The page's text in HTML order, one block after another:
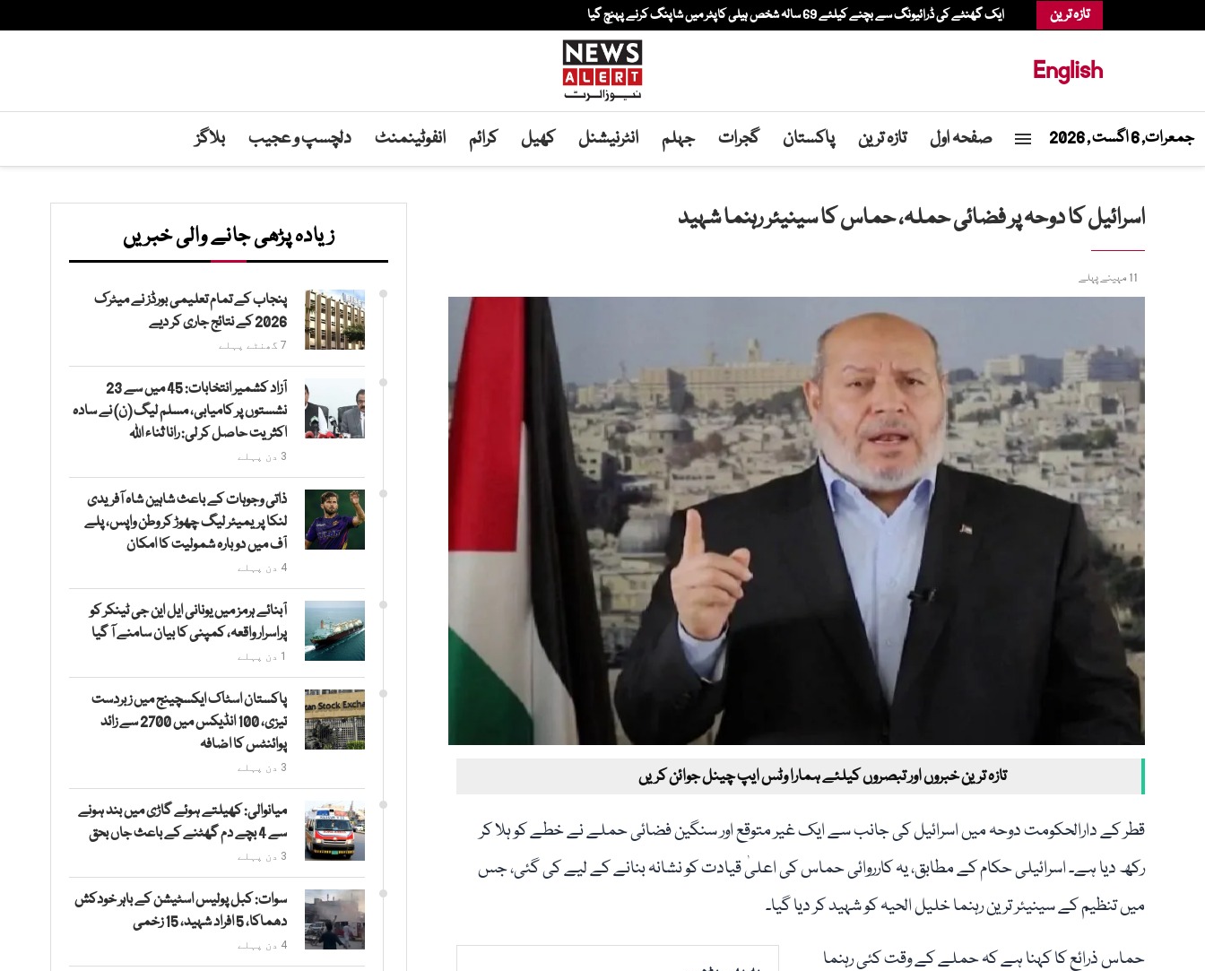
تازہ ترین ایک گھنٹے کی ڈرائیونگ سے بچنے کیلئے 69 سالہ شخص ہیلی کاپٹر میں شاپنگ کرنے پہنچ گیا
English
جمعرات, 6 اگست , 2026 صفحہ اول تازہ ترین پاکستان گجرات جہلم انٹرنیشنل کھیل کرائم انفوٹینمنٹ دلچسپ و عجیب بلاگز
اسرائیل کا دوحہ پر فضائی حملہ، حماس کا سینیئر رہنما شہید
11 مہینے پہلے
تازہ ترین خبروں اور تبصروں کیلئے ہمارا وٹس ایپ چینل جوائن کریں
قطر کے دارالحکومت دوحہ میں اسرائیل کی جانب سے ایک غیر متوقع اور سنگین فضائی حملے نے خطے کو ہلا کر
رکھ دیا ہے۔ اسرائیلی حکام کے مطابق، یہ کارروائی حماس کی اعلیٰ قیادت کو نشانہ بنانے کے لیے کی گئی، جس
میں تنظیم کے سینیئر ترین رہنما خلیل الحیہ کو شہید کر دیا گیا۔
حماس ذرائع کا کہنا ہے کہ حملے کے وقت کئی رہنما
زیادہ پڑھی جانے والی خبریں
پنجاب کے تمام تعلیمی بورڈز نے میٹرک
2026 کے نتائج جاری کر دیے
7 گھنٹے پہلے
آزاد کشمیر انتخابات: 45 میں سے 23
نشستوں پر کامیابی، مسلم لیگ (ن) نے سادہ
اکثریت حاصل کر لی: رانا ثناء اللہ
3 دن پہلے
ذاتی وجوہات کے باعث شاہین شاہ آفریدی
لنکا پریمیئر لیگ چھوڑ کر وطن واپس، پلے
آف میں دوبارہ شمولیت کا امکان
4 دن پہلے
آبنائے ہرمز میں یونانی ایل این جی ٹینکر کو
پراسرار واقعہ، کمپنی کا بیان سامنے آ گیا
1 دن پہلے
پاکستان اسٹاک ایکسچینج میں زبردست
تیزی، 100 انڈیکس میں 2700 سے زائد
پوائنٹس کا اضافہ
3 دن پہلے
میانوالی: کھیلتے ہوئے گاڑی میں بند ہونے
سے 4 بچے دم گھٹنے کے باعث جاں بحق
3 دن پہلے
سوات: کبل پولیس اسٹیشن کے باہر خودکش
دھماکا، 5 افراد شہید، 15 زخمی
4 دن پہلے